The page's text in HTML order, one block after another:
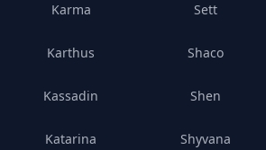
Karma
Karthus
Kassadin
Katarina
Sett
Shaco
Shen
Shyvana